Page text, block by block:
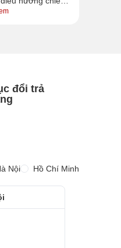
Android?
đổi trả
Nội Hồ Chí Minh